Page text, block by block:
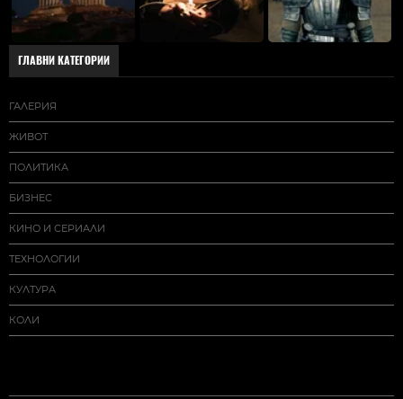
ГЛАВНИ КАТЕГОРИИ
ГАЛЕРИЯ
ЖИВОТ
ПОЛИТИКА
БИЗНЕС
КИНО И СЕРИАЛИ
ТЕХНОЛОГИИ
КУЛТУРА
КОЛИ